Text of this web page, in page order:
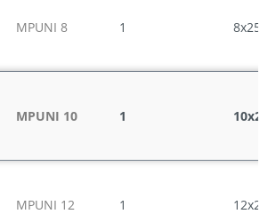
MPUNI 8 1
MPUNI 10 1
MPUNI 12 1